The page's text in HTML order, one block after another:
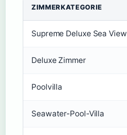
ZIMMERKATEGORIE
Supreme Deluxe Sea View
Deluxe Zimmer
Poolvilla
Seawater-Pool-Villa